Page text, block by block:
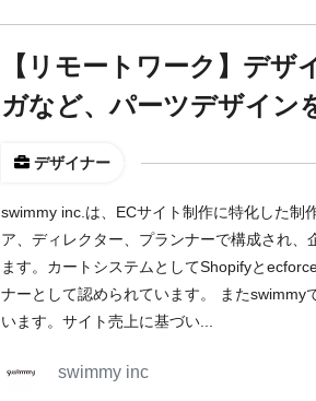
【リモートワーク】デ
ガなど、パーツデザイン
デザイナー
swimmy inc.は、ECサイト制作に特化した制
ア、ディレクター、プランナーで構成され
ます。カートシステムとしてShopifyと
ナーとして認められています。 またswimmy
います。サイト売上に基づい...
swimmy inc